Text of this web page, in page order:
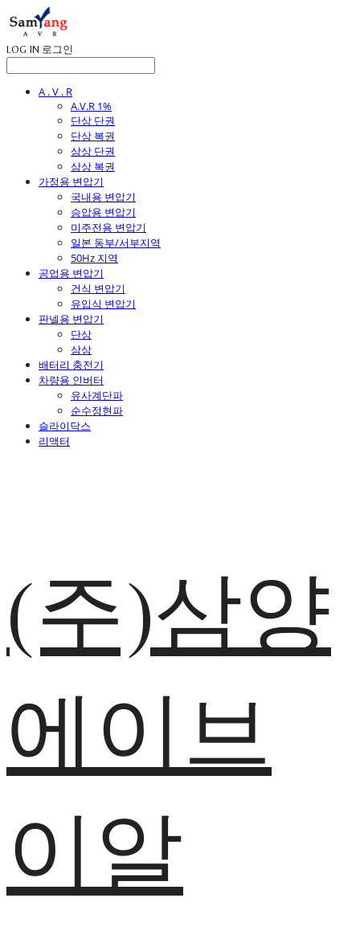
LOG IN 로그인
A . V . R
A.V.R 1%
단상 단권
단상 복권
삼상 단권
삼상 복권
가정용 변압기
국내용 변압기
승압용 변압기
미주전용 변압기
일본 동부/서부지역
50Hz 지역
공업용 변압기
건식 변압기
유입식 변압기
판넬용 변압기
단상
삼상
배터리 충전기
차량용 인버터
유사계단파
순수정현파
슬라이닥스
리액터
(주)삼양
에이브
이알